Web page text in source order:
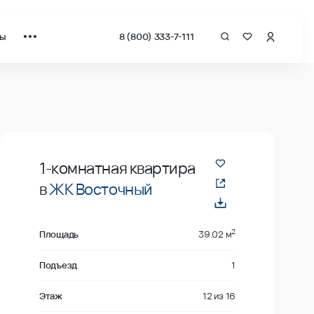
8 (800) 333-7-111
1-комнатная квартира
вЖК Восточный
Площадь 39.02 м2
Подъезд 1
Этаж 12 из 16